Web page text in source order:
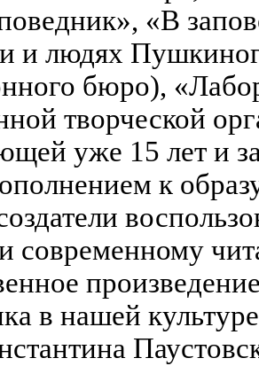
«В
и людях
бюро),
творческой
уже 15 лет и
к
современному
в нашей